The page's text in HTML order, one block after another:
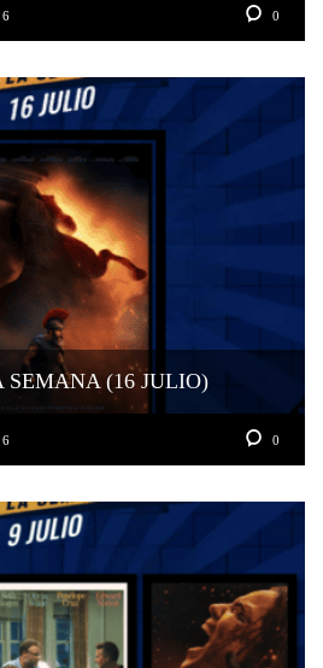
0
SEMANA (16 JULIO)
0